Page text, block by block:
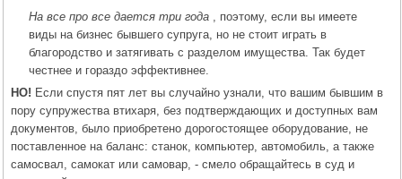
На все про все дается три года
, поэтому, если вы имеете
виды на бизнес бывшего супруга, но не стоит играть в
благородство и затягивать с разделом имущества. Так будет
честнее и гораздо эффективнее.
НО! Если спустя пят лет вы случайно узнали, что вашим бывшим в
пору супружества втихаря, без подтверждающих и доступных вам
документов, было приобретено дорогостоящее оборудование, не
поставленное на баланс: станок, компьютер, автомобиль, а также
самосвал, самокат или самовар, - смело обращайтесь в суд и